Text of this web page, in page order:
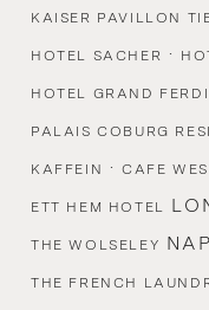
KAISER PAVILLON
HOTEL SACHER ·
HOTEL GRAND
PALAIS COBURG
KAFFEIN ·CAFE
ETT HEM HOTEL
THE WOLSELEY
THE FRENCH